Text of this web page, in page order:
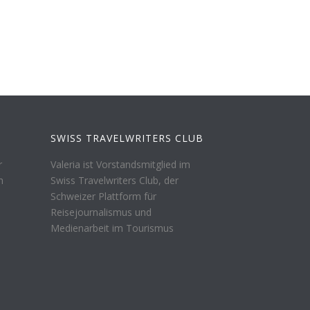
SWISS TRAVELWRITERS CLUB
Valeria ist Vorstandsmitglied im
Swiss Travelwriters Club, der
Schweizer Plattform für
Reisejournalismus und
Medienarbeit im Tourismus